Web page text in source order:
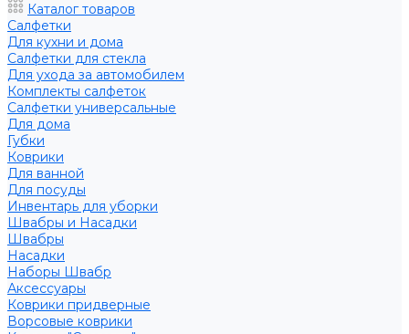
Каталог товаров
Салфетки
Для кухни и дома
Салфетки для стекла
Для ухода за автомобилем
Комплекты салфеток
Салфетки универсальные
Для дома
Губки
Коврики
Для ванной
Для посуды
Инвентарь для уборки
Швабры и Насадки
Швабры
Насадки
Наборы Швабр
Аксессуары
Коврики придверные
Ворсовые коврики